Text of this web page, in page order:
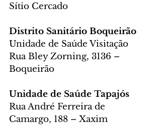
Sítio Cercado
Distrito Sanitário Boqueirão
Unidade de Saúde Visitação
Rua Bley Zorning, 3136 –
Boqueirão
Unidade de Saúde Tapajós
Rua André Ferreira de
Camargo, 188 – Xaxim